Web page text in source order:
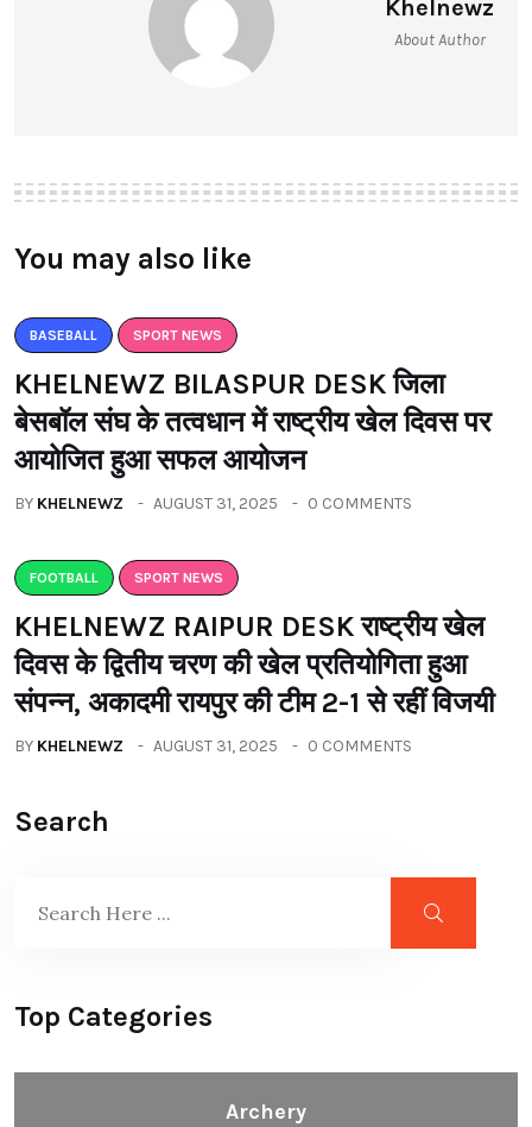
Khelnewz
About Author
You may also like
BASEBALL SPORT NEWS
KHELNEWZ BILASPUR DESK जिला
बेसबॉल संघ के तत्वधान में राष्ट्रीय खेल दिवस पर
आयोजित हुआ सफल आयोजन
BY KHELNEWZ AUGUST 31, 2025 0 COMMENTS
FOOTBALL SPORT NEWS
KHELNEWZ RAIPUR DESK राष्ट्रीय खेल
दिवस के द्वितीय चरण की खेल प्रतियोगिता हुआ
संपन्न, अकादमी रायपुर की टीम 2-1 से रहीं विजयी
BY KHELNEWZ AUGUST 31, 2025 0 COMMENTS
Search
Top Categories
Archery